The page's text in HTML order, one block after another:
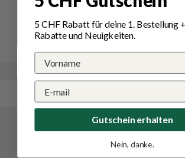
Ok
5 CHF Rabatt für deine 1. Bestellung
Rabatte und Neuigkeiten.
Gutschein erhalten
Nein, danke.